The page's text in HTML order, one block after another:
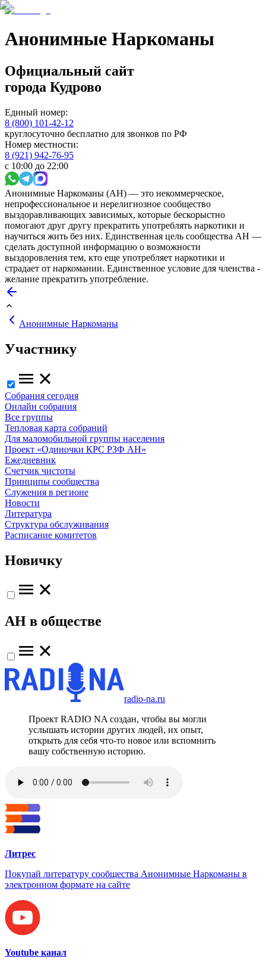
Анонимные Наркоманы
Официальный сайт
города Кудрово
Единый номер:
8 (800) 101-42-12
круглосуточно бесплатно для звонков по РФ
Номер местности:
8 (921) 942-76-95
с 10:00 до 22:00
Анонимные Наркоманы (АН) — это некоммерческое,
непрофессиональное и нерелигиозное сообщество
выздоравливающих зависимых, которые бескорыстно
помогают друг другу прекратить употреблять наркотики и
научиться жить без них. Единственная цель сообщества АН —
сделать доступной информацию о возможности
выздоровления тем, кто еще употребляет наркотики и
страдает от наркомании. Единственное условие для членства -
желание прекратить употребление.
Анонимные Наркоманы
Участнику
Собрания сегодня
Онлайн собрания
Все группы
Тепловая карта собраний
Для маломобильной группы населения
Проект «Одиночки КРС РЗФ АН»
Ежедневник
Счетчик чистоты
Принципы сообщества
Служения в регионе
Новости
Литература
Структура обслуживания
Расписание комитетов
Новичку
АН в обществе
radio-na.ru
Проект RADIO NA создан, чтобы вы могли
услышать истории других людей, их опыт,
открыть для себя что-то новое или вспомнить
вашу собственную историю.
Литрес
Покупай литературу сообщества Анонимные Наркоманы в
электронном формате на сайте
Youtube канал